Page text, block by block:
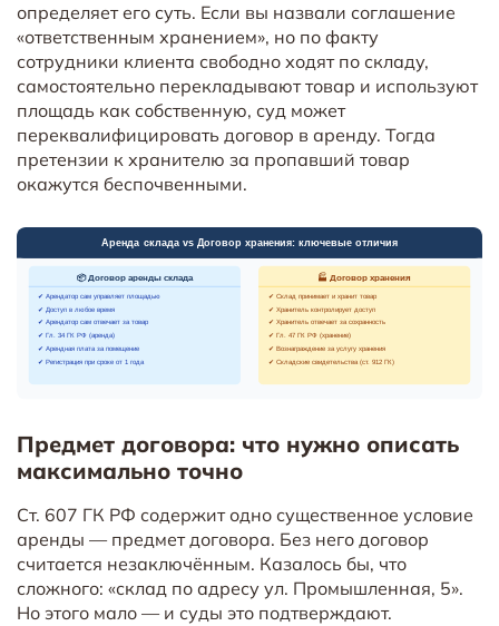
определяет его суть. Если вы назвали соглашение
«ответственным хранением», но по факту
сотрудники клиента свободно ходят по складу,
самостоятельно перекладывают товар и используют
площадь как собственную, суд может
переквалифицировать договор в аренду. Тогда
претензии к хранителю за пропавший товар
окажутся беспочвенными.
Предмет договора: что нужно описать
максимально точно
Ст. 607 ГК РФ содержит одно существенное условие
аренды — предмет договора. Без него договор
считается незаключённым. Казалось бы, что
сложного: «склад по адресу ул. Промышленная, 5».
Но этого мало — и суды это подтверждают.